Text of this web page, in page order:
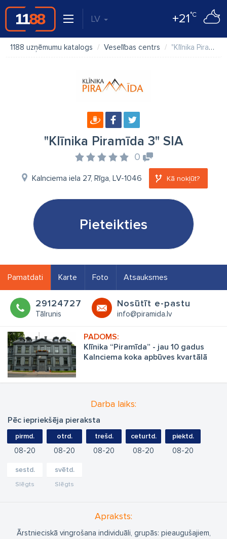
LV +21°C
1188 uzņēmumu katalogs Veselības centrs "Klīnika Piramīda 3" SIA
"Klīnika Piramīda 3" SIA
0
Kalnciema iela 27, Rīga, LV-1046 Kā nokļūt?
Pieteikties
Pamatdati Karte Foto Atsauksmes
29124727
Tālrunis
Nosūtīt e-pastu
info@piramida.lv
Klīnika “Piramīda” - jau 10 gadus
Kalnciema koka apbūves kvartālā
Darba laiks:
Pēc iepriekšēja pieraksta
pirmd.
08 20
otrd.
08 20
trešd.
08 20
ceturtd.
08 20
piektd.
08 20
sestd.
Slēgts
svētd.
Slēgts
Apraksts:
Ārstnieciskā vingrošana individuāli, grupās: pieaugušajiem,